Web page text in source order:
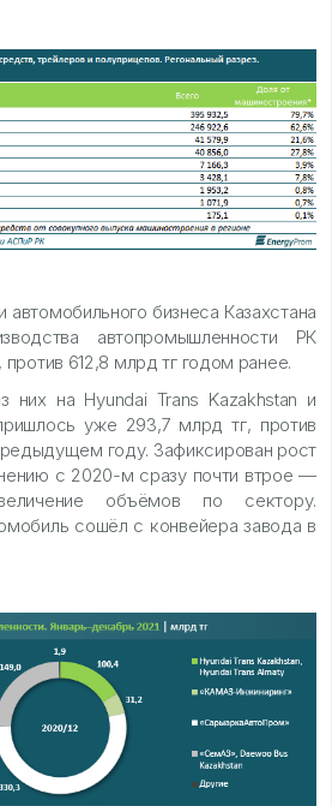
бизнеса Казахстана
автопромышленности РК
против 612,8 млрд тг годом ранее.
них на Hyundai Trans Kazakhstan и
уже 293,7 млрд тг, против
году. Зафиксирован рост
с 2020-м сразу почти втрое —
объёмов по сектору.
сошёл с конвейера завода в